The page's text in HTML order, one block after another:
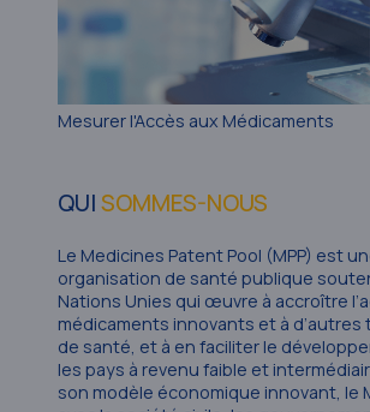
Mesurer l'Accès aux Médicaments
QUISOMMES-NOUS
Le Medicines Patent Pool (MPP) est
organisation de santé publique
Nations Unies qui œuvre à accroître
médicaments innovants et à
de santé, et à en faciliter le
les pays à revenu faible et
son modèle économique innovant, le